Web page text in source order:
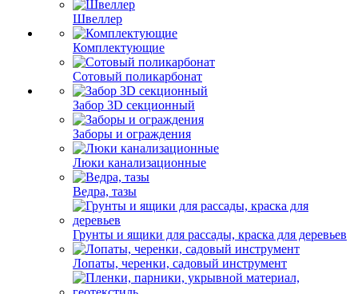
Швеллер
Комплектующие
Сотовый поликарбонат
Забор 3D секционный
Заборы и ограждения
Люки канализационные
Ведра, тазы
Грунты и ящики для рассады, краска для деревьев
Лопаты, черенки, садовый инструмент